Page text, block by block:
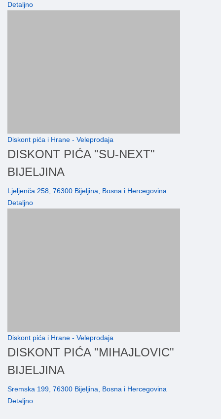
Detaljno
Diskont pića i Hrane - Veleprodaja
DISKONT PIĆA "SU-NEXT"
BIJELJINA
Ljeljenča 258, 76300 Bijeljina, Bosna i Hercegovina
Detaljno
Diskont pića i Hrane - Veleprodaja
DISKONT PIĆA "MIHAJLOVIC"
BIJELJINA
Sremska 199, 76300 Bijeljina, Bosna i Hercegovina
Detaljno